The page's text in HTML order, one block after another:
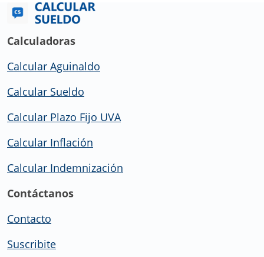
Calculadoras
Calcular Aguinaldo
Calcular Sueldo
Calcular Plazo Fijo UVA
Calcular Inflación
Calcular Indemnización
Contáctanos
Contacto
Suscribite